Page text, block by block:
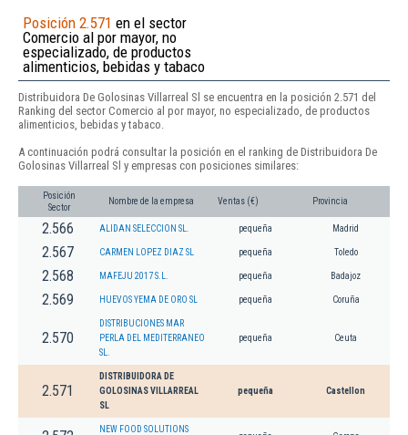
Posición 2.571 en el sector
Comercio al por mayor, no
especializado, de productos
alimenticios, bebidas y tabaco
Distribuidora De Golosinas Villarreal Sl se encuentra en la posición 2.571 del
Ranking del sector Comercio al por mayor, no especializado, de productos
alimenticios, bebidas y tabaco.
A continuación podrá consultar la posición en el ranking de Distribuidora De
Golosinas Villarreal Sl y empresas con posiciones similares:
Posición
Sector
Nombre de la empresa Ventas (€) Provincia
2.566 ALIDAN SELECCION SL. pequeña Madrid
2.567 CARMEN LOPEZ DIAZ SL pequeña Toledo
2.568 MAFEJU 2017 S.L. pequeña Badajoz
2.569 HUEVOS YEMA DE ORO SL pequeña Coruña
2.570
DISTRIBUCIONES MAR
PERLA DEL MEDITERRANEO
SL.
pequeña Ceuta
2.571
DISTRIBUIDORA DE
GOLOSINAS VILLARREAL
SL
pequeña Castellon
NEW FOOD SOLUTIONS